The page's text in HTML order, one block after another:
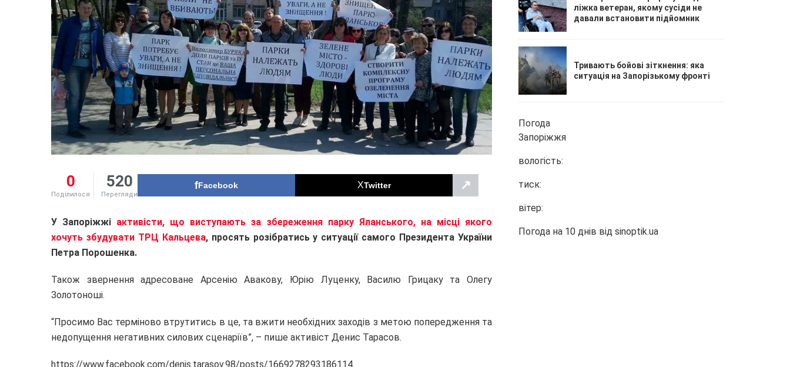
0
Поділилося
520
Перегляди
Facebook Twitter ↗
У Запоріжжі активісти, що виступають за збереження парку Яланського, на місці якого
хочуть збудувати ТРЦ Кальцева, просять розібратись у ситуації самого Президента України
Петра Порошенка.
Також звернення адресоване Арсенію Авакову, Юрію Луценку, Василю Грицаку та Олегу
Золотоноші.
“Просимо Вас терміново втрутитись в це, та вжити необхідних заходів з метою попередження та
недопущення негативних силових сценаріїв”, – пише активіст Денис Тарасов.
https://www.facebook.com/denis.tarasov.98/posts/1669278293186114
ліжка ветеран, якому сусіди не
давали встановити підйомник
Тривають бойові зіткнення: яка
ситуація на Запорізькому фронті
Погода
Запоріжжя
вологість:
тиск:
вітер:
Погода на 10 днів від sinoptik.ua